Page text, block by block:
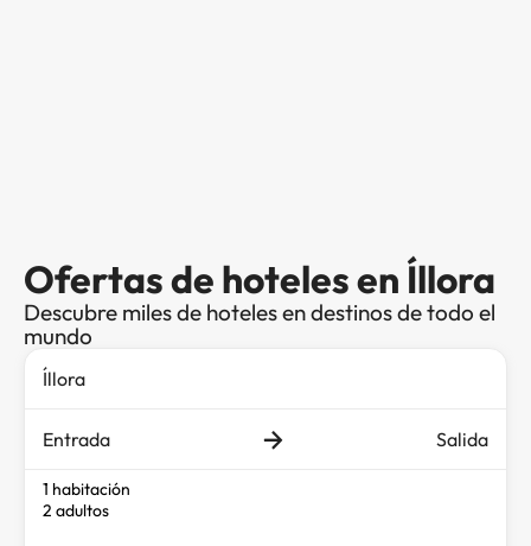
Ofertas de hoteles en Íllora
Descubre miles de hoteles en destinos de todo el
mundo
Entrada Salida
1 habitación
2 adultos